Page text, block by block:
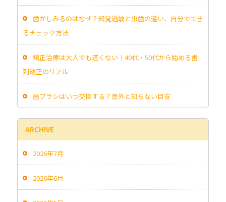
歯がしみるのはなぜ？知覚過敏と虫歯の違い、自分ででき
るチェック方法
矯正治療は大人でも遅くない｜40代・50代から始める歯
列矯正のリアル
歯ブラシはいつ交換する？意外と知らない目安
ARCHIVE
2026年7月
2026年6月